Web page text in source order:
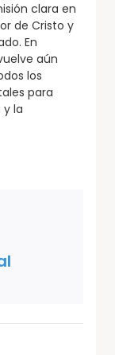
clara en
de Cristo y
En
aún
los
para
la